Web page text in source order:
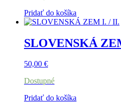
Pridať do košíka
SLOVENSKÁ
50,00 €
Dostupné
Pridať do košíka